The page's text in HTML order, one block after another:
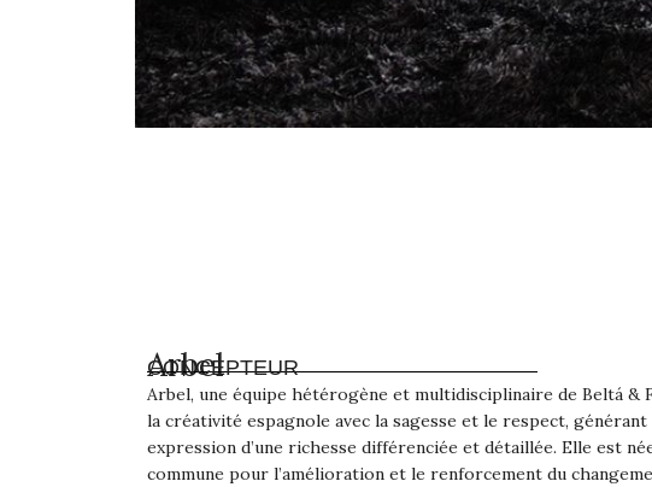
Arbel
CONCEPTEUR
Arbel, une équipe hétérogène et multidisciplinaire de Beltá &
la créativité espagnole avec la sagesse et le respect, générant
expression d’une richesse différenciée et détaillée. Elle est
commune pour l’amélioration et le renforcement du